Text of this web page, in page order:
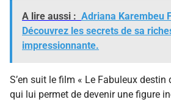
A lire aussi : Adriana Karembeu
Découvrez les secrets de sa
impressionnante.
S’en suit le film « Le Fabuleux destin
qui lui permet de devenir une figure